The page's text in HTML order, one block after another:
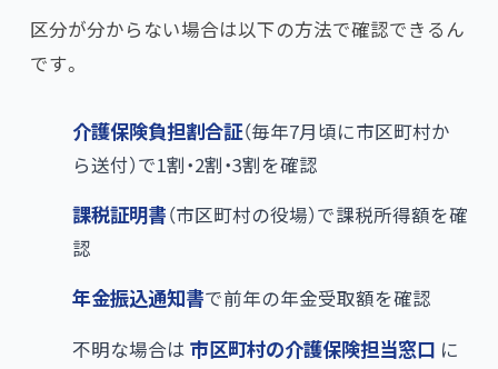
区分が分からない場合は以下の方法で確認できるん
です。
介護保険負担割合証​（毎年7月頃に市区町村か
ら送付）で1割・2割・3割を確認
課税証明書 ​（市区町村の役場）で課税所得額を確
認
年金振込通知書で前年の年金受取額を確認
不明な場合は 市区町村の介護保険担当窓口 に